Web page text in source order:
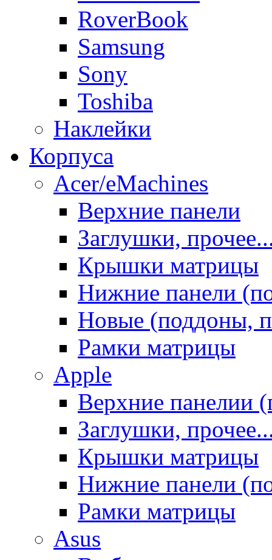
RoverBook
Samsung
Sony
Toshiba
Наклейки
Корпуса
Acer/eMachines
Верхние панели
Заглушки,
Крышки матрицы
Нижние панели
Новые (поддоны,
Рамки матрицы
Apple
Верхние панелии
Заглушки,
Крышки матрицы
Нижние панели
Рамки матрицы
Asus